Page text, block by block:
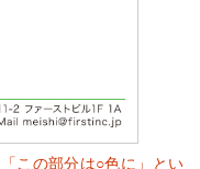
この部分は○色に」とい